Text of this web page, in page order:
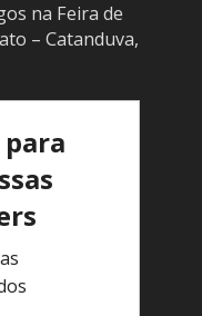
na Feira de
– Catanduva,